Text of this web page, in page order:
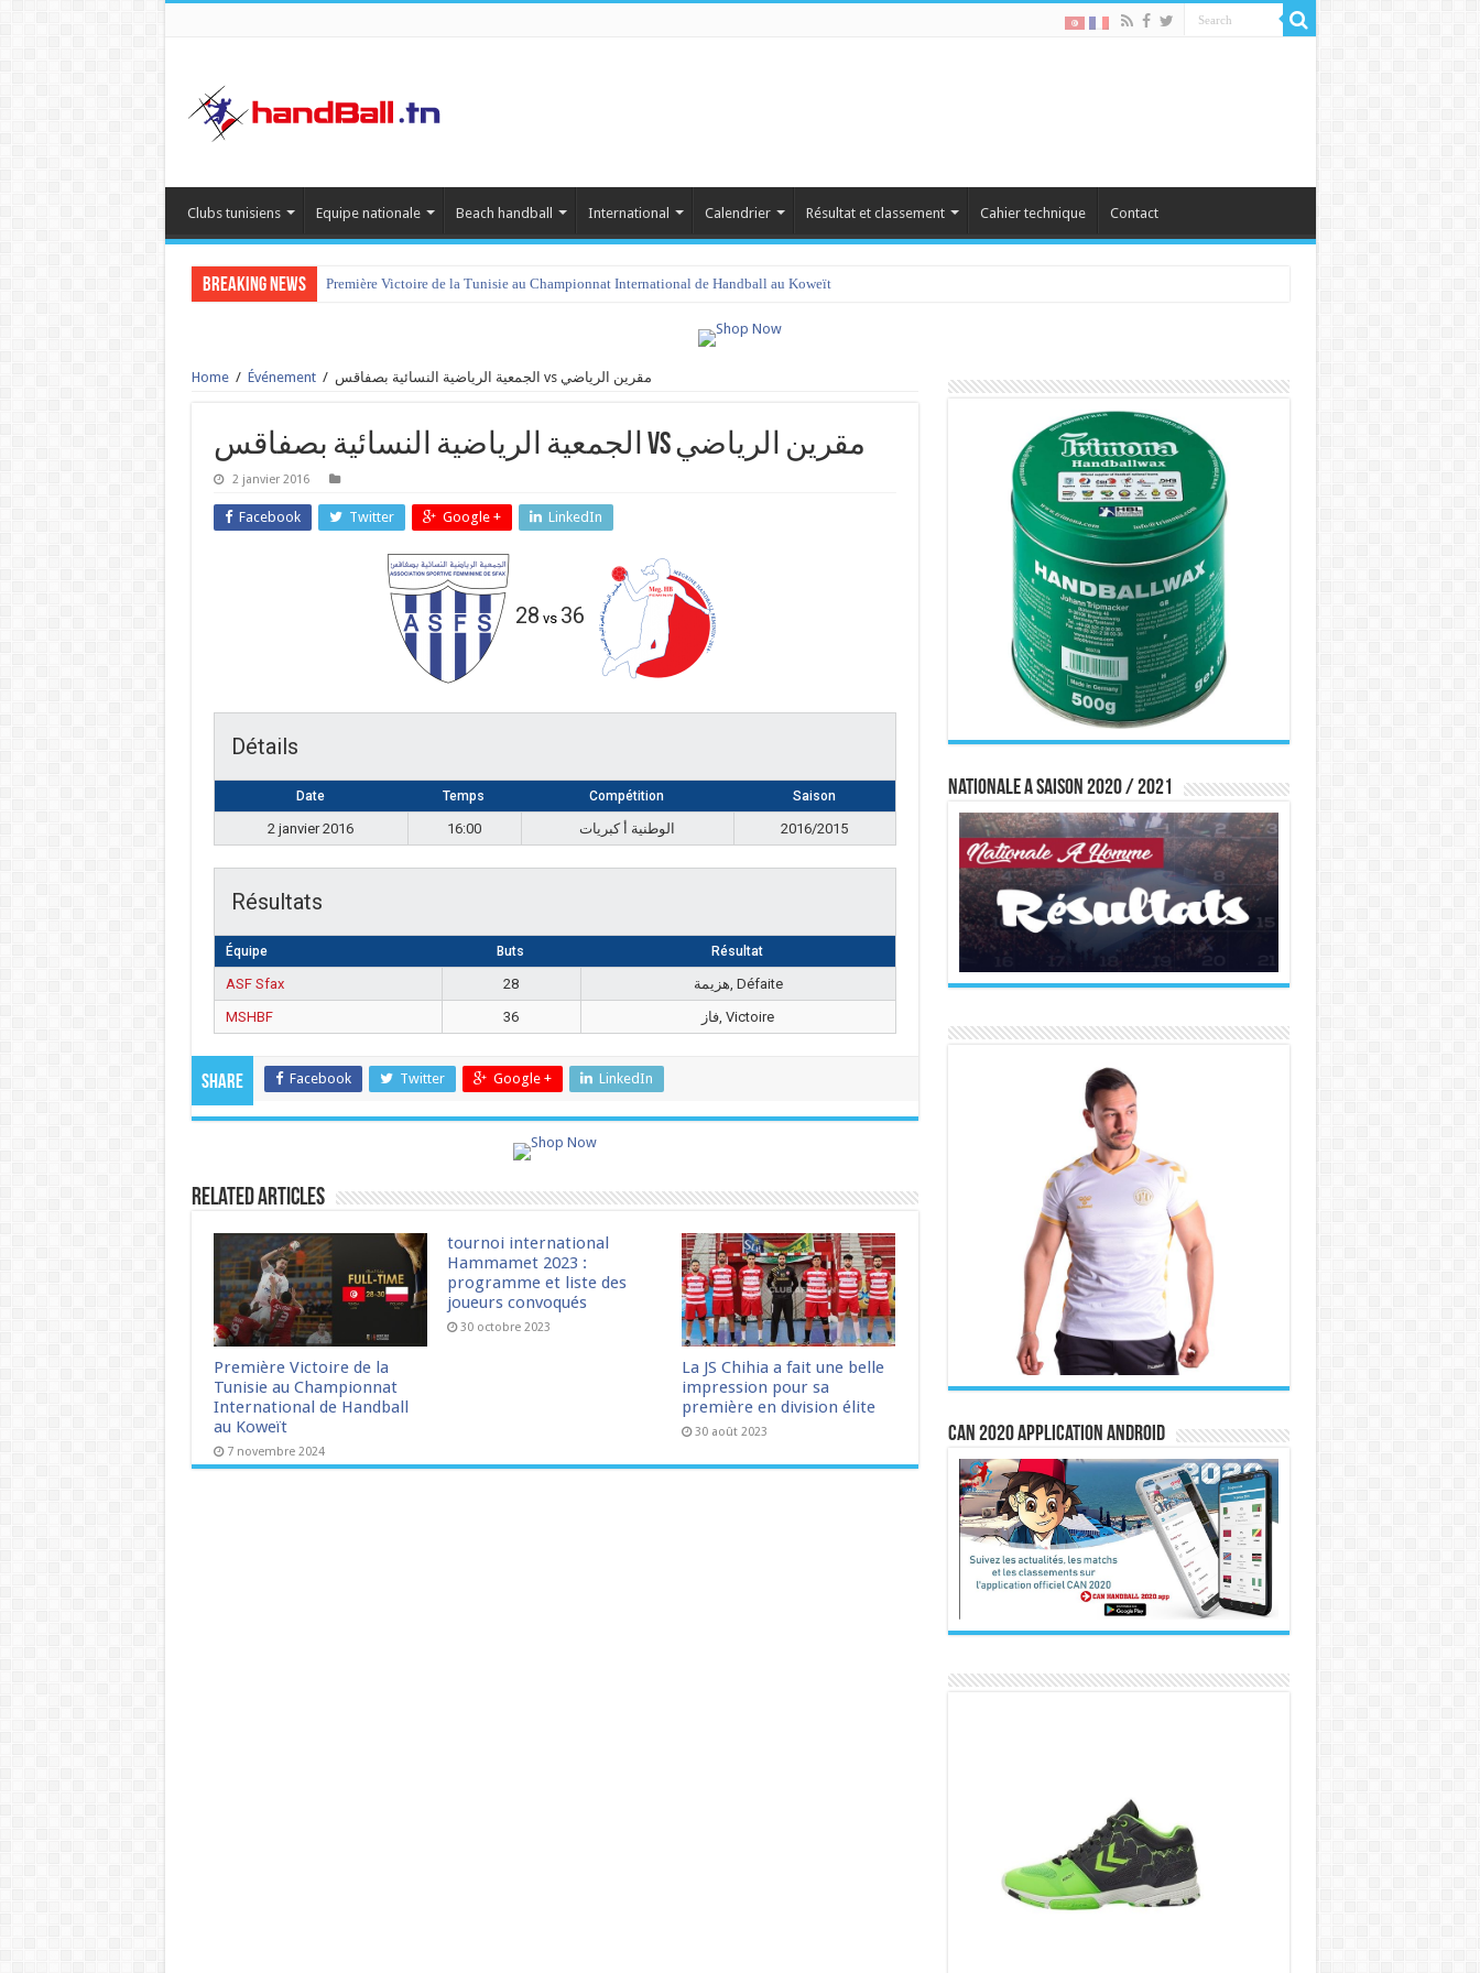
Clubs tunisiens Equipe nationale Beach handball International Calendrier Résultat et classement Cahier technique Contact
Breaking News Première Victoire de la Tunisie au Championnat International de Handball au Koweït
Home / Événement / الجمعية الرياضية النسائية بصفاقس vs مقرين الرياضي
الجمعية الرياضية النسائية بصفاقس vs مقرين الرياضي
2 janvier 2016
Facebook Twitter Google + LinkedIn
28 vs 36
Détails
Date Temps Compétition Saison
2 janvier 2016 16:00 الوطنية أ كبريات 2016/2015
Résultats
Équipe Buts Résultat
ASF Sfax 28
هزيمة, Défaite
MSHBF
36 فاز, Victoire
Share Facebook Twitter Google + LinkedIn
Related Articles
Première Victoire de la
Tunisie au Championnat
International de Handball
au Koweït
7 novembre 2024
tournoi international
Hammamet 2023 :
programme et liste des
joueurs convoqués
30 octobre 2023
La JS Chihia a fait une belle
impression pour sa
première en division élite
30 août 2023
Nationale A saison 2020 / 2021
CAN 2020 Application Android